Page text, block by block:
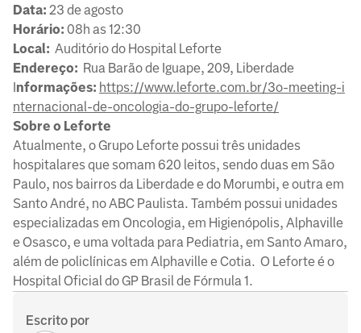
Data: 23 de agosto
Horário: 08h as 12:30
Local: Auditório do Hospital Leforte
Endereço: Rua Barão de Iguape, 209, Liberdade
nformações: https://www.leforte.com.br/3o-meeting-i
nternacional-de-oncologia-do-grupo-leforte/
Sobre o Leforte
Atualmente, o Grupo Leforte possui três unidades
hospitalares que somam 620 leitos, sendo duas em São
Paulo, nos bairros da Liberdade e do Morumbi, e outra em
Santo André, no ABC Paulista. Também possui unidades
especializadas em Oncologia, em Higienópolis, Alphaville
e Osasco, e uma voltada para Pediatria, em Santo Amaro,
além de policlínicas em Alphaville e Cotia. O Leforte é o
Hospital Oficial do GP Brasil de Fórmula 1.
Escrito por